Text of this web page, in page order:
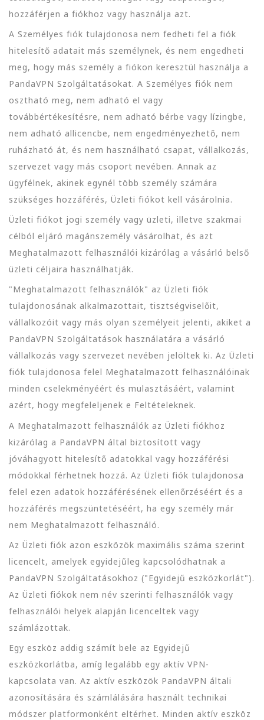
hozzáférjen a fiókhoz vagy használja azt.
A Személyes fiók tulajdonosa nem fedheti fel a fiók
hitelesítő adatait más személynek, és nem engedheti
meg, hogy más személy a fiókon keresztül használja a
PandaVPN Szolgáltatásokat. A Személyes fiók nem
osztható meg, nem adható el vagy
továbbértékesítésre, nem adható bérbe vagy lízingbe,
nem adható allicencbe, nem engedményezhető, nem
ruházható át, és nem használható csapat, vállalkozás,
szervezet vagy más csoport nevében. Annak az
ügyfélnek, akinek egynél több személy számára
szükséges hozzáférés, Üzleti fiókot kell vásárolnia.
Üzleti fiókot jogi személy vagy üzleti, illetve szakmai
célból eljáró magánszemély vásárolhat, és azt
Meghatalmazott felhasználói kizárólag a vásárló belső
üzleti céljaira használhatják.
"Meghatalmazott felhasználók" az Üzleti fiók
tulajdonosának alkalmazottait, tisztségviselőit,
vállalkozóit vagy más olyan személyeit jelenti, akiket a
PandaVPN Szolgáltatások használatára a vásárló
vállalkozás vagy szervezet nevében jelöltek ki. Az Üzleti
fiók tulajdonosa felel Meghatalmazott felhasználóinak
minden cselekményéért és mulasztásáért, valamint
azért, hogy megfeleljenek e Feltételeknek.
A Meghatalmazott felhasználók az Üzleti fiókhoz
kizárólag a PandaVPN által biztosított vagy
jóváhagyott hitelesítő adatokkal vagy hozzáférési
módokkal férhetnek hozzá. Az Üzleti fiók tulajdonosa
felel ezen adatok hozzáférésének ellenőrzéséért és a
hozzáférés megszüntetéséért, ha egy személy már
nem Meghatalmazott felhasználó.
Az Üzleti fiók azon eszközök maximális száma szerint
licencelt, amelyek egyidejűleg kapcsolódhatnak a
PandaVPN Szolgáltatásokhoz ("Egyidejű eszközkorlát").
Az Üzleti fiókok nem név szerinti felhasználók vagy
felhasználói helyek alapján licenceltek vagy
számlázottak.
Egy eszköz addig számít bele az Egyidejű
eszközkorlátba, amíg legalább egy aktív VPN-
kapcsolata van. Az aktív eszközök PandaVPN általi
azonosítására és számlálására használt technikai
módszer platformonként eltérhet. Minden aktív eszköz